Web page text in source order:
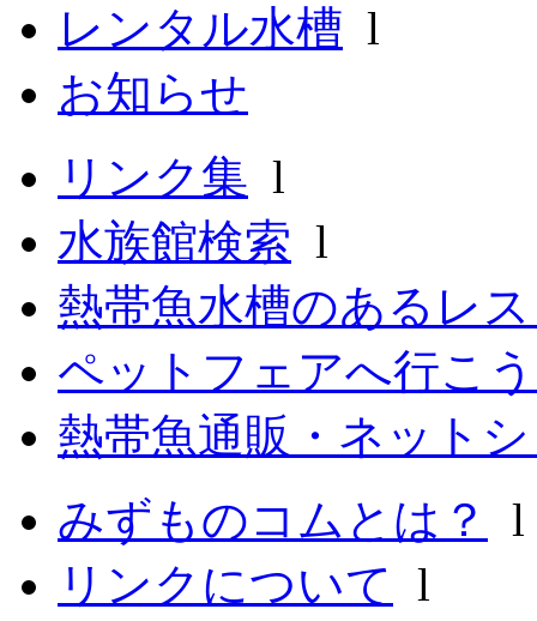
レンタル水槽 l
お知らせ
リンク集 l
水族館検索 l
熱帯魚水槽のあるレ
ペットフェアへ行こ
熱帯魚通販・ネット
みずものコムとは？
リンクについて l